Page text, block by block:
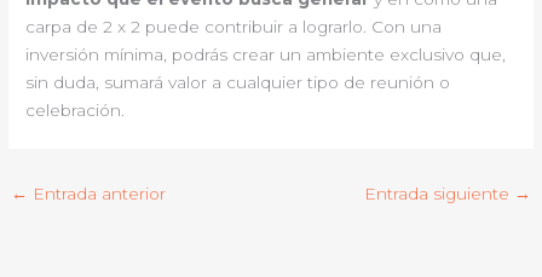
carpa de 2 x 2 puede contribuir a lograrlo. Con una
inversión mínima, podrás crear un ambiente exclusivo que,
sin duda, sumará valor a cualquier tipo de reunión o
celebración.
← Entrada anterior Entrada siguiente →